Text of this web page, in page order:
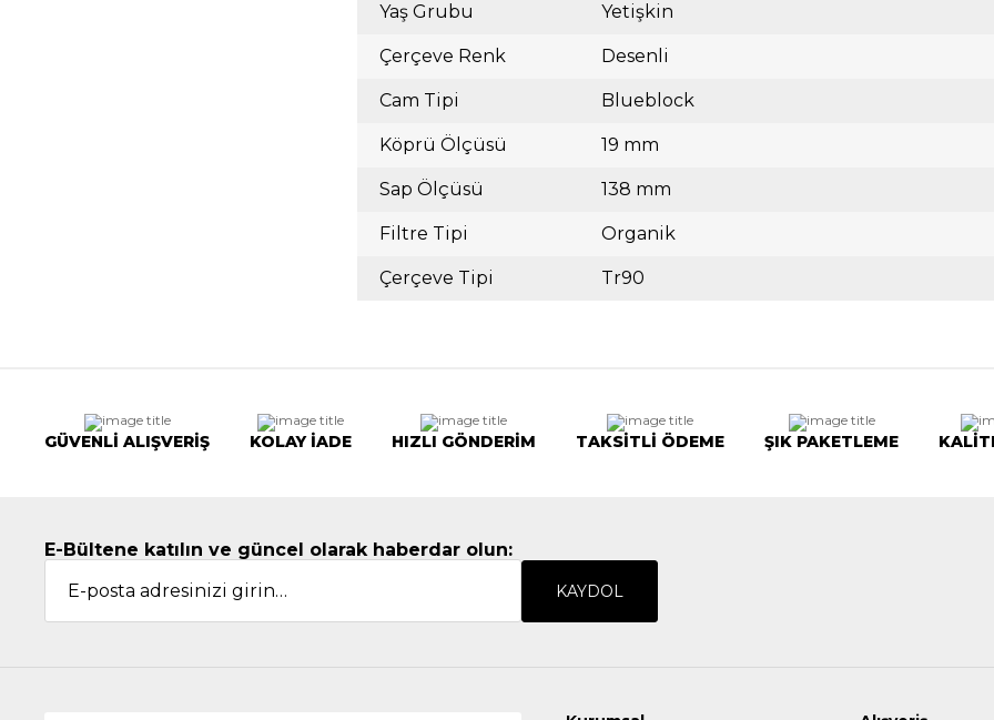
Yaş Grubu Yetişkin
Çerçeve Renk Desenli
Cam Tipi Blueblock
Köprü Ölçüsü 19 mm
Sap Ölçüsü 138 mm
Filtre Tipi Organik
Çerçeve Tipi Tr90
GÜVENLİ ALIŞVERİŞ KOLAY İADE HIZLI GÖNDERİM TAKSİTLİ ÖDEME ŞIK PAKETLEME
E-Bültene katılın ve güncel olarak haberdar olun:
KAYDOL